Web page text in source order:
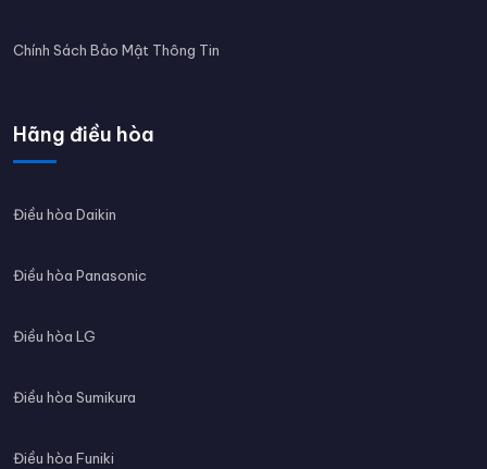
Chính Sách Bảo Mật Thông Tin
Hãng điều hòa
Điều hòa Daikin
Điều hòa Panasonic
Điều hòa LG
Điều hòa Sumikura
Điều hòa Funiki